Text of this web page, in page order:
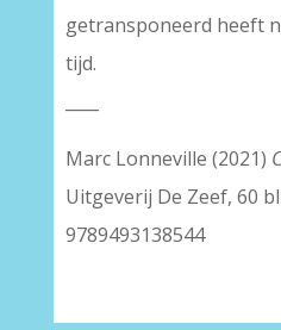
getransponeerd heeft
tijd.
Marc Lonneville (2021)
Uitgeverij De Zeef, 60
9789493138544